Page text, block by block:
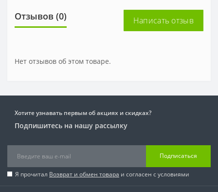
Отзывов (0) Написать отзыв
Нет отзывов об этом товаре.
Хотите узнавать первым об акциях и скидках?
Подпишитесь на нашу рассылку
Подписаться
Я прочитал Возврат и обмен товара и согласен с условиями